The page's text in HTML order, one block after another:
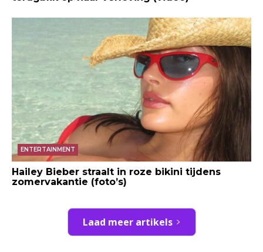
ENTERTAINMENT
Hailey Bieber straalt in roze bikini tijdens
zomervakantie (foto’s)
Laad meer artikels